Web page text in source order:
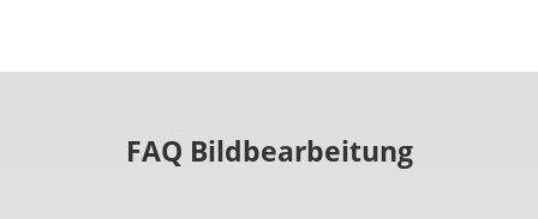
FAQ Bildbearbeitung